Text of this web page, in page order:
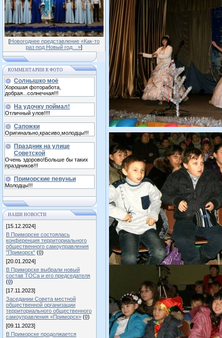
[Новогоднее представление «Как-то
раз под Новый год…»]
КОММЕНТАРИИ К ФОТО
Солнышко моё
Хорошая фоторабота,
добрая...солнечная!!!
На удочку поймал!
Отличный улов!!!!
Сапожки
Оригинально,красиво,молодцы!!!
Праздник на улице
Советской
Очень здорово!Больше бы таких
праздников!!!
Приморские певуньи
Молодцы!!!
НАШИ НОВОСТИ
[15.12.2024]
В Приморске состоялась
конференция территориального
общественного самоуправления
"Приморск" (0)
[20.01.2024]
В Приморске выбрали новый
состав ТОСа и его председателя
(0)
[17.11.2023]
Заседании Совета местной
общественной организации
территориального общественного
самоуправления «Приморск» (0)
[09.11.2023]
В Приморске продолжается